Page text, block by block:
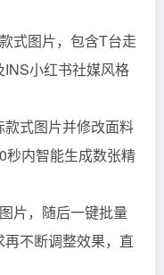
式图片，包含T台走
小红书社媒风格
式图片并修改面料
秒内智能生成数张精
片，随后一键批量
不断调整效果，直